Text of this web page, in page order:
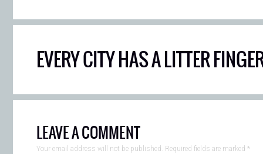
EVERY CITY HAS A LITTER
LEAVE A COMMENT
Your email address will not be published. Required fields are marked *